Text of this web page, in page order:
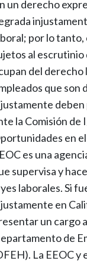
un derecho
por lo
al escrutinio
del derecho
que son
la Comisión de
en
es una
supervisa y
laborales. Si
en
un cargo
de
La EEOC y